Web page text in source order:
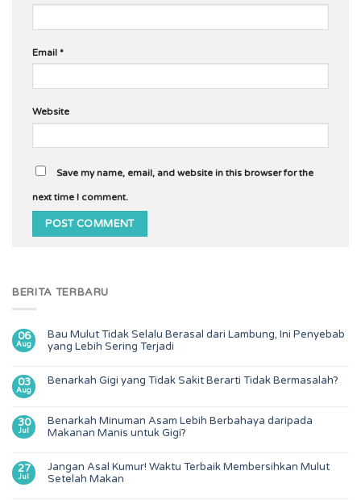
Email *
Website
Save my name, email, and website in this browser for the
next time I comment.
BERITA TERBARU
06
Aug
Bau Mulut Tidak Selalu Berasal dari Lambung, Ini Penyebab
yang Lebih Sering Terjadi
03
Aug
Benarkah Gigi yang Tidak Sakit Berarti Tidak Bermasalah?
30
Jul
Benarkah Minuman Asam Lebih Berbahaya daripada
Makanan Manis untuk Gigi?
27
Jul
Jangan Asal Kumur! Waktu Terbaik Membersihkan Mulut
Setelah Makan